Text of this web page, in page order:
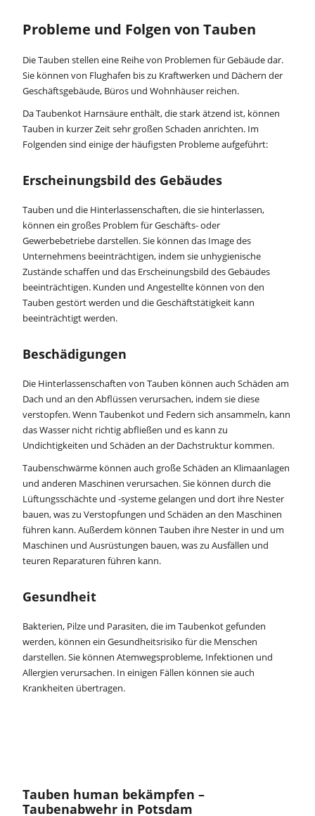
Probleme und Folgen von Tauben
Die Tauben stellen eine Reihe von Problemen für Gebäude dar.
Sie können von Flughafen bis zu Kraftwerken und Dächern der
Geschäftsgebäude, Büros und Wohnhäuser reichen.
Da Taubenkot Harnsäure enthält, die stark ätzend ist, können
Tauben in kurzer Zeit sehr großen Schaden anrichten. Im
Folgenden sind einige der häufigsten Probleme aufgeführt:
Erscheinungsbild des Gebäudes
Tauben und die Hinterlassenschaften, die sie hinterlassen,
können ein großes Problem für Geschäfts- oder
Gewerbebetriebe darstellen. Sie können das Image des
Unternehmens beeinträchtigen, indem sie unhygienische
Zustände schaffen und das Erscheinungsbild des Gebäudes
beeinträchtigen. Kunden und Angestellte können von den
Tauben gestört werden und die Geschäftstätigkeit kann
beeinträchtigt werden.
Beschädigungen
Die Hinterlassenschaften von Tauben können auch Schäden am
Dach und an den Abflüssen verursachen, indem sie diese
verstopfen. Wenn Taubenkot und Federn sich ansammeln, kann
das Wasser nicht richtig abfließen und es kann zu
Undichtigkeiten und Schäden an der Dachstruktur kommen.
Taubenschwärme können auch große Schäden an Klimaanlagen
und anderen Maschinen verursachen. Sie können durch die
Lüftungsschächte und -systeme gelangen und dort ihre Nester
bauen, was zu Verstopfungen und Schäden an den Maschinen
führen kann. Außerdem können Tauben ihre Nester in und um
Maschinen und Ausrüstungen bauen, was zu Ausfällen und
teuren Reparaturen führen kann.
Gesundheit
Bakterien, Pilze und Parasiten, die im Taubenkot gefunden
werden, können ein Gesundheitsrisiko für die Menschen
darstellen. Sie können Atemwegsprobleme, Infektionen und
Allergien verursachen. In einigen Fällen können sie auch
Krankheiten übertragen.
Tauben human bekämpfen –
Taubenabwehr in Potsdam